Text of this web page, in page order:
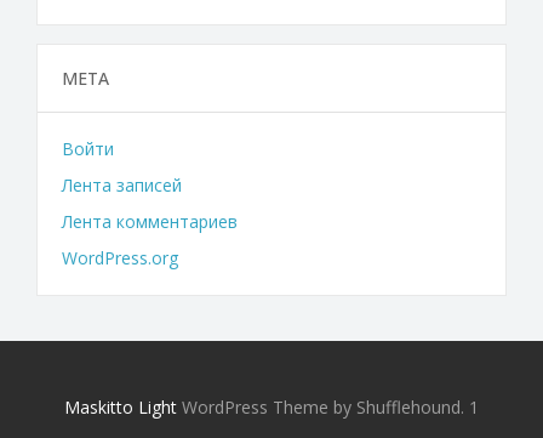
МЕТА
Войти
Лента записей
Лента комментариев
WordPress.org
Maskitto Light WordPress Theme by Shufflehound. 1